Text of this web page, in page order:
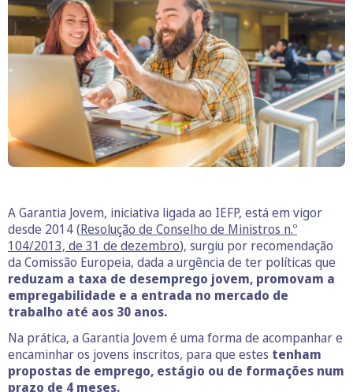
A Garantia Jovem, iniciativa ligada ao IEFP, está em vigor
desde 2014 (Resolução de Conselho de Ministros n.º
104/2013, de 31 de dezembro), surgiu por recomendação
da Comissão Europeia, dada a urgência de ter políticas que
reduzam a taxa de desemprego jovem, promovam a
empregabilidade e a entrada no mercado de
trabalho até aos 30 anos.
Na prática, a Garantia Jovem é uma forma de acompanhar e
encaminhar os jovens inscritos, para que estes tenham
propostas de emprego, estágio ou de formações num
prazo de 4 meses.